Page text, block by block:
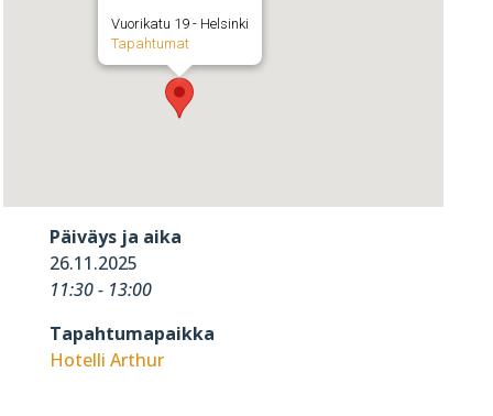
Vuorikatu 19 - Helsinki
Tapahtumat
Päiväys ja aika
26.11.2025
11:30 - 13:00
Tapahtumapaikka
Hotelli Arthur